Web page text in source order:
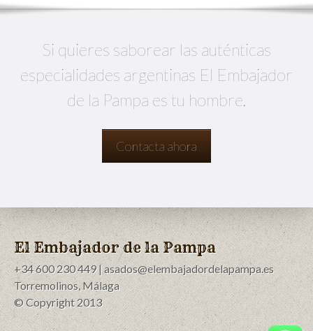
Si quieres saborear las auténticas
especialidades argentinas El Embajador
de la Pampa es tu hombre.
Contacta ahora
El Embajador de la Pampa
+34 600 230 449 | asados@elembajadordelapampa.es
Torremolinos, Málaga
© Copyright 2013